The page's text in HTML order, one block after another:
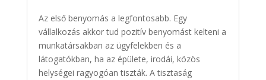
Az első benyomás a legfontosabb. Egy
vállalkozás akkor tud pozitív benyomást kelteni a
munkatársakban az ügyfelekben és a
látogatókban, ha az épülete, irodái, közös
helységei ragyogóan tiszták. A tisztaság